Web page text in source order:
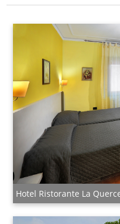
Hotel Ristorante La